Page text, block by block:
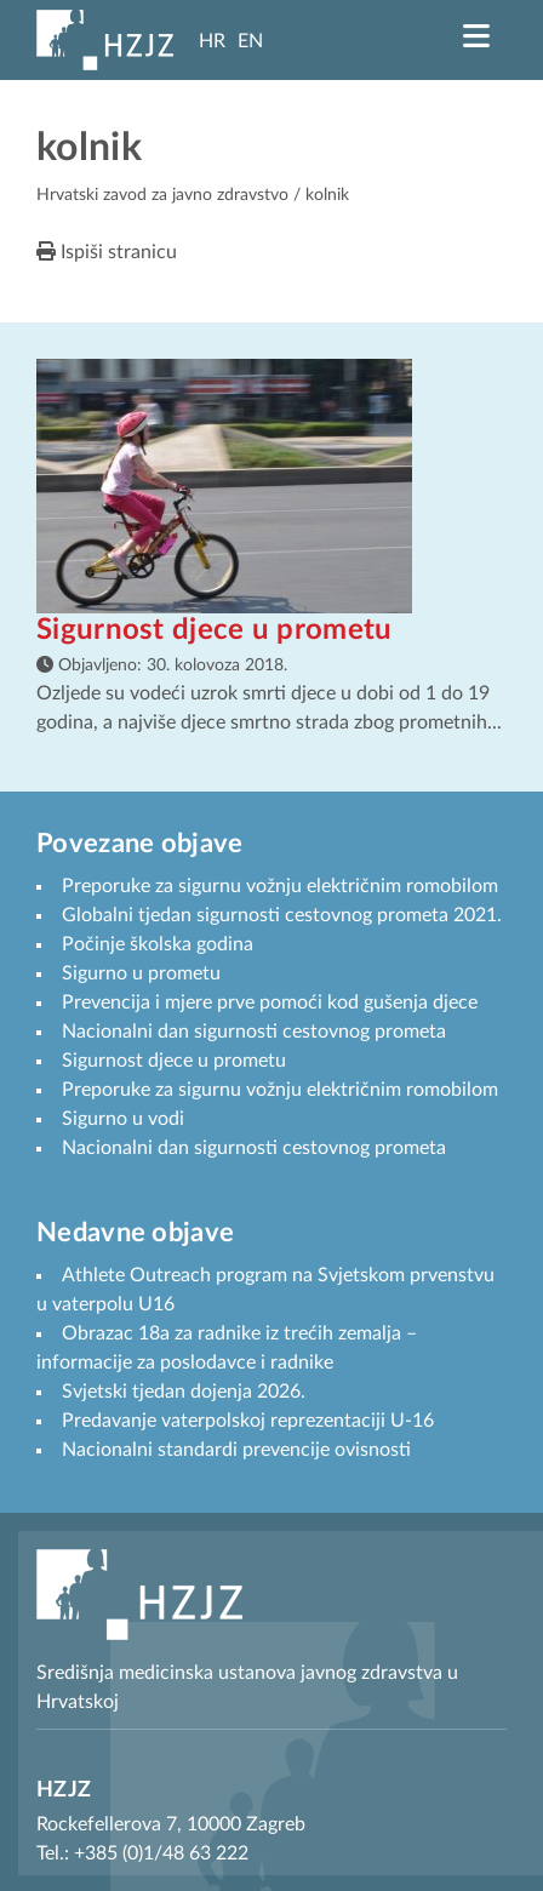
HR EN
kolnik
Hrvatski zavod za javno zdravstvo / kolnik
Ispiši stranicu
Sigurnost djece u prometu
Objavljeno: 30. kolovoza 2018.
Ozljede su vodeći uzrok smrti djece u dobi od 1 do 19
godina, a najviše djece smrtno strada zbog prometnih...
Povezane objave
Preporuke za sigurnu vožnju električnim romobilom
Globalni tjedan sigurnosti cestovnog prometa 2021.
Počinje školska godina
Sigurno u prometu
Prevencija i mjere prve pomoći kod gušenja djece
Nacionalni dan sigurnosti cestovnog prometa
Sigurnost djece u prometu
Preporuke za sigurnu vožnju električnim romobilom
Sigurno u vodi
Nacionalni dan sigurnosti cestovnog prometa
Nedavne objave
Athlete Outreach program na Svjetskom prvenstvu
u vaterpolu U16
Obrazac 18a za radnike iz trećih zemalja –
informacije za poslodavce i radnike
Svjetski tjedan dojenja 2026.
Predavanje vaterpolskoj reprezentaciji U-16
Nacionalni standardi prevencije ovisnosti
Središnja medicinska ustanova javnog zdravstva u
Hrvatskoj
HZJZ
Rockefellerova 7, 10000 Zagreb
Tel.: +385 (0)1/48 63 222